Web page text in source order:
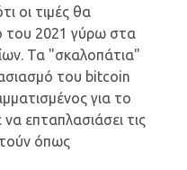
οι τιμές θα
του 2021 γύρω στα
Τα "σκαλοπάτια"
του bitcoin
για το
επταπλασιάσει τις
όπως